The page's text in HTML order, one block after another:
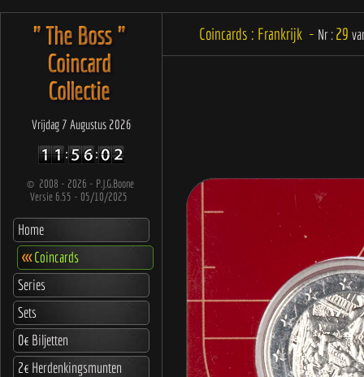
" The Boss "
Coincard
Collectie
Vrijdag 7 Augustus 2026
© 2008 - 2026 - P.J.G.Boone
Versie 6.55 - 05/10/2025
Home
<<<Coincards
Series
Sets
0€ Biljetten
2€ Herdenkingsmunten
Coincards : Frankrijk - Nr :29